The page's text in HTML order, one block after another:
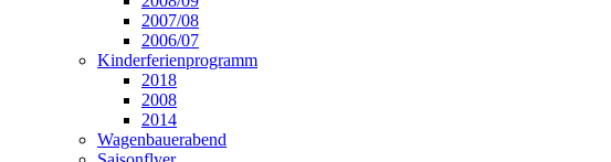
2007/08
2006/07
Kinderferienprogramm
2018
2008
2014
Wagenbauerabend